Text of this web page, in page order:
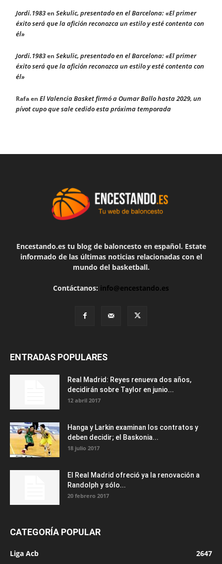
Jordi.1983en Sekulic, presentado en el Barcelona: «El primer
éxito será que la afición reconozca un estilo y esté contenta con
él»
Jordi.1983en Sekulic, presentado en el Barcelona: «El primer
éxito será que la afición reconozca un estilo y esté contenta con
él»
Rafaen El Valencia Basket firmó a Oumar Ballo hasta 2029, un
pívot cupo que sale cedido esta próxima temporada
Encestando.es tu blog de baloncesto en español. Estate
informado de las últimas noticias relacionadas con el
mundo del basketball.
Contáctanos: info@encestando.es
ENTRADAS POPULARES
Real Madrid: Reyes renueva dos años,
decidirán sobre Taylor en junio...
12 abril 2017
Hanga y Larkin examinan los contratos y
deben decidir; el Baskonia...
18 julio 2017
El Real Madrid ofreció ya la renovación a
Randolph y sólo...
20 febrero 2017
CATEGORÍA POPULAR
Liga Acb
2647